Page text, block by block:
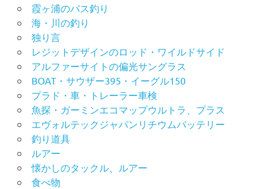
霞ヶ浦のバス釣り
海・川の釣り
独り言
レジットデザインのロッド・ワイルドサイド
アルファーサイトの偏光サングラス
BOAT・サウザー395・イーグル150
プラド・車・トレーラー車検
魚探・ガーミンエコマップウルトラ、プラス
エヴォルテックジャパンリチウムバッテリー
釣り道具
ルアー
懐かしのタックル、ルアー
食べ物